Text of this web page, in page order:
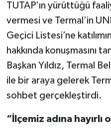
TUTAP’ın yürüttüğü
vermesi ve Termal’in
Geçici Listesi’ne
hakkında konuşmasını
Başkan Yıldız, Termal
ile bir araya gelerek
sohbet gerçekleştirdi.
“İlçemiz adına hayırlı